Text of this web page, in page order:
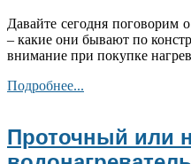
Давайте сегодня поговорим
– какие они бывают по
внимание при покупке
Подробнее...
Проточный или